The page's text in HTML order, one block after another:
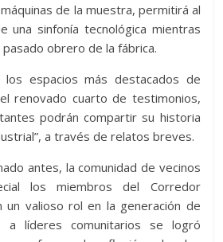
de la muestra, permitirá al
una sinfonía tecnológica mientras
obrero de la fábrica.
los espacios más destacados de
renovado cuarto de testimonios,
podrán compartir su historia
a través de relatos breves.
antes, la comunidad de vecinos
los miembros del Corredor
un valioso rol en la generación de
a líderes comunitarios se logró